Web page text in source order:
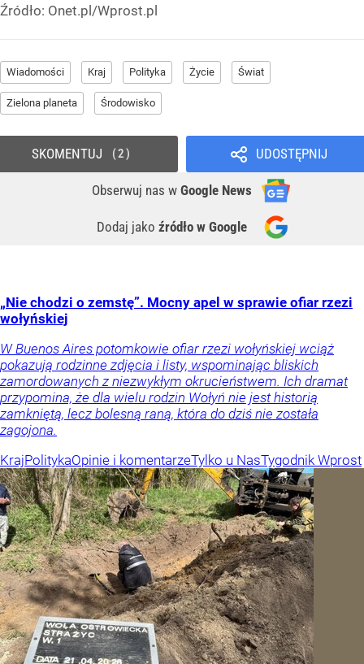
Źródło: Onet.pl/Wprost.pl
Wiadomości Kraj Polityka Życie Świat
Zielona planeta Środowisko
UDOSTĘPNIJ
Obserwuj nas w Google News
Dodaj jako źródło w Google
SKOMENTUJ 2
„Nie chodzi o zemstę”. Mocny apel w sprawie ofiar rzezi
wołyńskiej
W Buenos Aires potomkowie ofiar rzezi wołyńskiej wciąż
pokazują rodzinne zdjęcia i listy, wspominając bliskich
zamordowanych z niezwykłym okrucieństwem. Ich dramat
przypomina, że dla wielu rodzin Wołyń nie jest historią
zamkniętą, lecz bolesną raną, która do dziś nie została
zagojona.
KrajPolitykaOpinie i komentarzeTylko u NasTygodnik Wprost